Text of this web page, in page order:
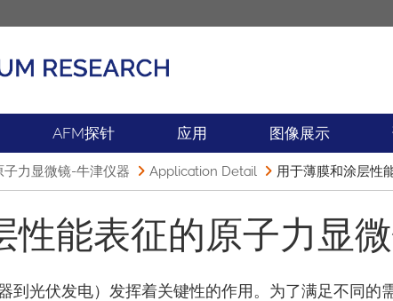
应用
AFM探针 应用 图像展示
力显微镜-牛津仪器 Application Detail 用于薄膜和涂层性
性能表征的原子力显
到光伏发电）发挥着关键性的作用。为了满足不同的